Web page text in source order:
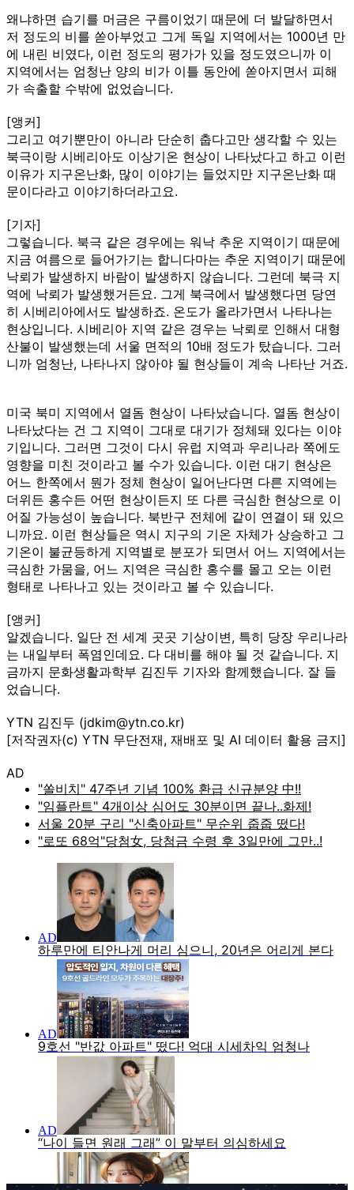
왜냐하면 습기를 머금은 구름이었기 때문에 더 발달하면서
저 정도의 비를 쏟아부었고 그게 독일 지역에서는 1000년 만
에 내린 비였다, 이런 정도의 평가가 있을 정도였으니까 이
지역에서는 엄청난 양의 비가 이틀 동안에 쏟아지면서 피해
가 속출할 수밖에 없었습니다.
[앵커]
그리고 여기뿐만이 아니라 단순히 춥다고만 생각할 수 있는
북극이랑 시베리아도 이상기온 현상이 나타났다고 하고 이런
이유가 지구온난화, 많이 이야기는 들었지만 지구온난화 때
문이다라고 이야기하더라고요.
[기자]
그렇습니다. 북극 같은 경우에는 워낙 추운 지역이기 때문에
지금 여름으로 들어가기는 합니다마는 추운 지역이기 때문에
낙뢰가 발생하지 바람이 발생하지 않습니다. 그런데 북극 지
역에 낙뢰가 발생했거든요. 그게 북극에서 발생했다면 당연
히 시베리아에서도 발생하죠. 온도가 올라가면서 나타나는
현상입니다. 시베리아 지역 같은 경우는 낙뢰로 인해서 대형
산불이 발생했는데 서울 면적의 10배 정도가 탔습니다. 그러
니까 엄청난, 나타나지 않아야 될 현상들이 계속 나타난 거죠.
미국 북미 지역에서 열돔 현상이 나타났습니다. 열돔 현상이
나타났다는 건 그 지역이 그대로 대기가 정체돼 있다는 이야
기입니다. 그러면 그것이 다시 유럽 지역과 우리나라 쪽에도
영향을 미친 것이라고 볼 수가 있습니다. 이런 대기 현상은
어느 한쪽에서 뭔가 정체 현상이 일어난다면 다른 지역에는
더위든 홍수든 어떤 현상이든지 또 다른 극심한 현상으로 이
어질 가능성이 높습니다. 북반구 전체에 같이 연결이 돼 있으
니까요. 이런 현상들은 역시 지구의 기온 자체가 상승하고 그
기온이 불균등하게 지역별로 분포가 되면서 어느 지역에서는
극심한 가뭄을, 어느 지역은 극심한 홍수를 몰고 오는 이런
형태로 나타나고 있는 것이라고 볼 수 있습니다.
[앵커]
알겠습니다. 일단 전 세계 곳곳 기상이변, 특히 당장 우리나라
는 내일부터 폭염인데요. 다 대비를 해야 될 것 같습니다. 지
금까지 문화생활과학부 김진두 기자와 함께했습니다. 잘 들
었습니다.
YTN 김진두 (jdkim@ytn.co.kr)
[저작권자(c) YTN 무단전재, 재배포 및 AI 데이터 활용 금지]
AD